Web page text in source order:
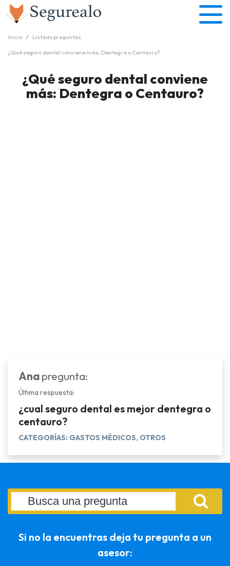
Inicio Listado preguntas
¿Qué seguro dental conviene más: Dentegra o Centauro?
¿Qué seguro dental conviene
más: Dentegra o Centauro?
Anapregunta:
Última respuesta:
¿cual seguro dental es mejor dentegra o
centauro?
CATEGORÍAS: GASTOS MÉDICOS, OTROS
Si no la encuentras deja tu pregunta a un
asesor: